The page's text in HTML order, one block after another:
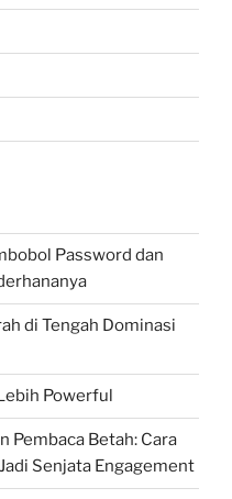
Password dan
di Tengah Dominasi
Powerful
Pembaca Betah: Cara
Senjata Engagement